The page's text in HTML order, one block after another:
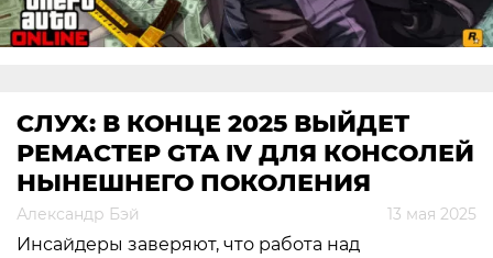
СЛУХ: В КОНЦЕ 2025 ВЫЙДЕТ
РЕМАСТЕР GTA IV ДЛЯ КОНСОЛЕЙ
НЫНЕШНЕГО ПОКОЛЕНИЯ
Александр Бэй 13 мая 2025
Инсайдеры заверяют, что работа над